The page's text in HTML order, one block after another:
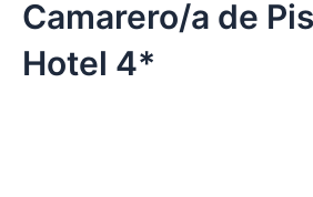
Camarero/a de
Hotel 4*